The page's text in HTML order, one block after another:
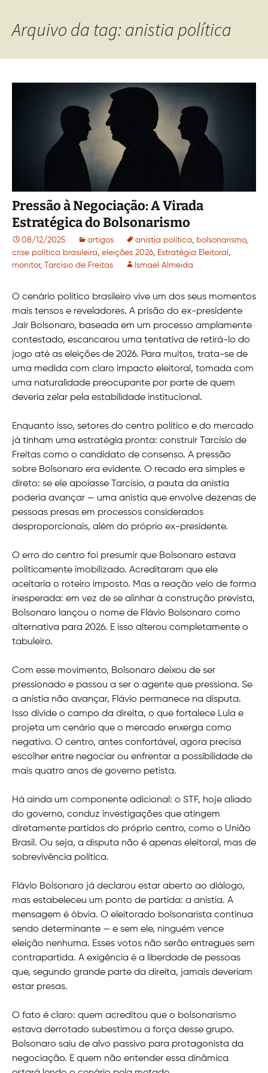
Arquivo da tag: anistia política
Pressão à Negociação: A Virada
Estratégica do Bolsonarismo
08/12/2025 artigos anistia política, bolsonarismo,
crise política brasileira, eleições 2026, Estratégia Eleitoral ,
monitor, Tarcísio de Freitas Ismael Almeida
O cenário político brasileiro vive um dos seus momentos
mais tensos e reveladores. A prisão do ex-presidente
Jair Bolsonaro, baseada em um processo amplamente
contestado, escancarou uma tentativa de retirá-lo do
jogo até as eleições de 2026. Para muitos, trata-se de
uma medida com claro impacto eleitoral, tomada com
uma naturalidade preocupante por parte de quem
deveria zelar pela estabilidade institucional.
Enquanto isso, setores do centro político e do mercado
já tinham uma estratégia pronta: construir Tarcísio de
Freitas como o candidato de consenso. A pressão
sobre Bolsonaro era evidente. O recado era simples e
direto: se ele apoiasse Tarcísio, a pauta da anistia
poderia avançar — uma anistia que envolve dezenas de
pessoas presas em processos considerados
desproporcionais, além do próprio ex-presidente.
O erro do centro foi presumir que Bolsonaro estava
politicamente imobilizado. Acreditaram que ele
aceitaria o roteiro imposto. Mas a reação veio de forma
inesperada: em vez de se alinhar à construção prevista,
Bolsonaro lançou o nome de Flávio Bolsonaro como
alternativa para 2026. E isso alterou completamente o
tabuleiro.
Com esse movimento, Bolsonaro deixou de ser
pressionado e passou a ser o agente que pressiona. Se
a anistia não avançar, Flávio permanece na disputa.
Isso divide o campo da direita, o que fortalece Lula e
projeta um cenário que o mercado enxerga como
negativo. O centro, antes confortável, agora precisa
escolher entre negociar ou enfrentar a possibilidade de
mais quatro anos de governo petista.
Há ainda um componente adicional: o STF, hoje aliado
do governo, conduz investigações que atingem
diretamente partidos do próprio centro, como o União
Brasil. Ou seja, a disputa não é apenas eleitoral, mas de
sobrevivência política.
Flávio Bolsonaro já declarou estar aberto ao diálogo,
mas estabeleceu um ponto de partida: a anistia. A
mensagem é óbvia. O eleitorado bolsonarista continua
sendo determinante — e sem ele, ninguém vence
eleição nenhuma. Esses votos não serão entregues sem
contrapartida. A exigência é a liberdade de pessoas
que, segundo grande parte da direita, jamais deveriam
estar presas.
O fato é claro: quem acreditou que o bolsonarismo
estava derrotado subestimou a força desse grupo.
Bolsonaro saiu de alvo passivo para protagonista da
negociação. E quem não entender essa dinâmica